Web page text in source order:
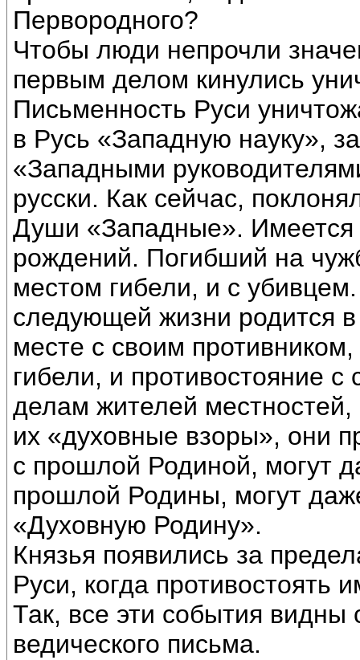
Первородного?
Чтобы люди непрочли
первым делом кинулись
Письменность Руси
в Русь «Западную науку»,
«Западными
русски. Как сейчас,
Души «Западные». Имеется
рождений. Погибший на
местом гибели, и с
следующей жизни родится
месте с своим
гибели, и противостояние
делам жителей
их «духовные взоры», они
с прошлой Родиной, могут
прошлой Родины, могут
«Духовную Родину».
Князья появились за
Руси, когда противостоять
Так, все эти события видны
ведического письма.